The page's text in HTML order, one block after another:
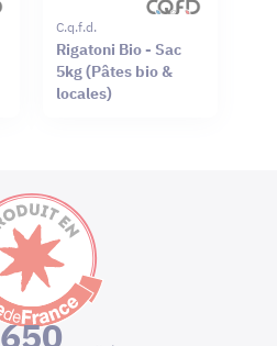
C.q.f.d.
Rigatoni Bio - Sac
5kg (Pâtes bio &
locales)
650